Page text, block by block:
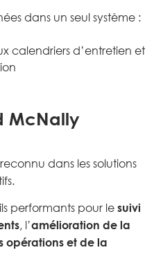
dans un seul système :
calendriers d’entretien et
McNally
dans les solutions
performants pour le suivi
, l’amélioration de la
opérations et de la